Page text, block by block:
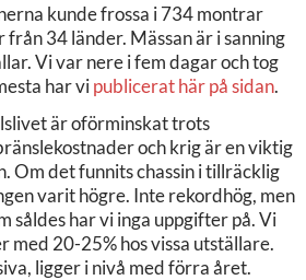
kunde frossa i 734 montrar
34 länder. Mässan är i sanning
Vi var nere i fem dagar och tog
har vipublicerat här på sidan.
är oförminskat trots
och krig är en viktig
Om det funnits chassin i tillräcklig
varit högre. Inte rekordhög, men
såldes har vi inga uppgifter på. Vi
med 20-25% hos vissa utställare.
ligger i nivå med förra året.